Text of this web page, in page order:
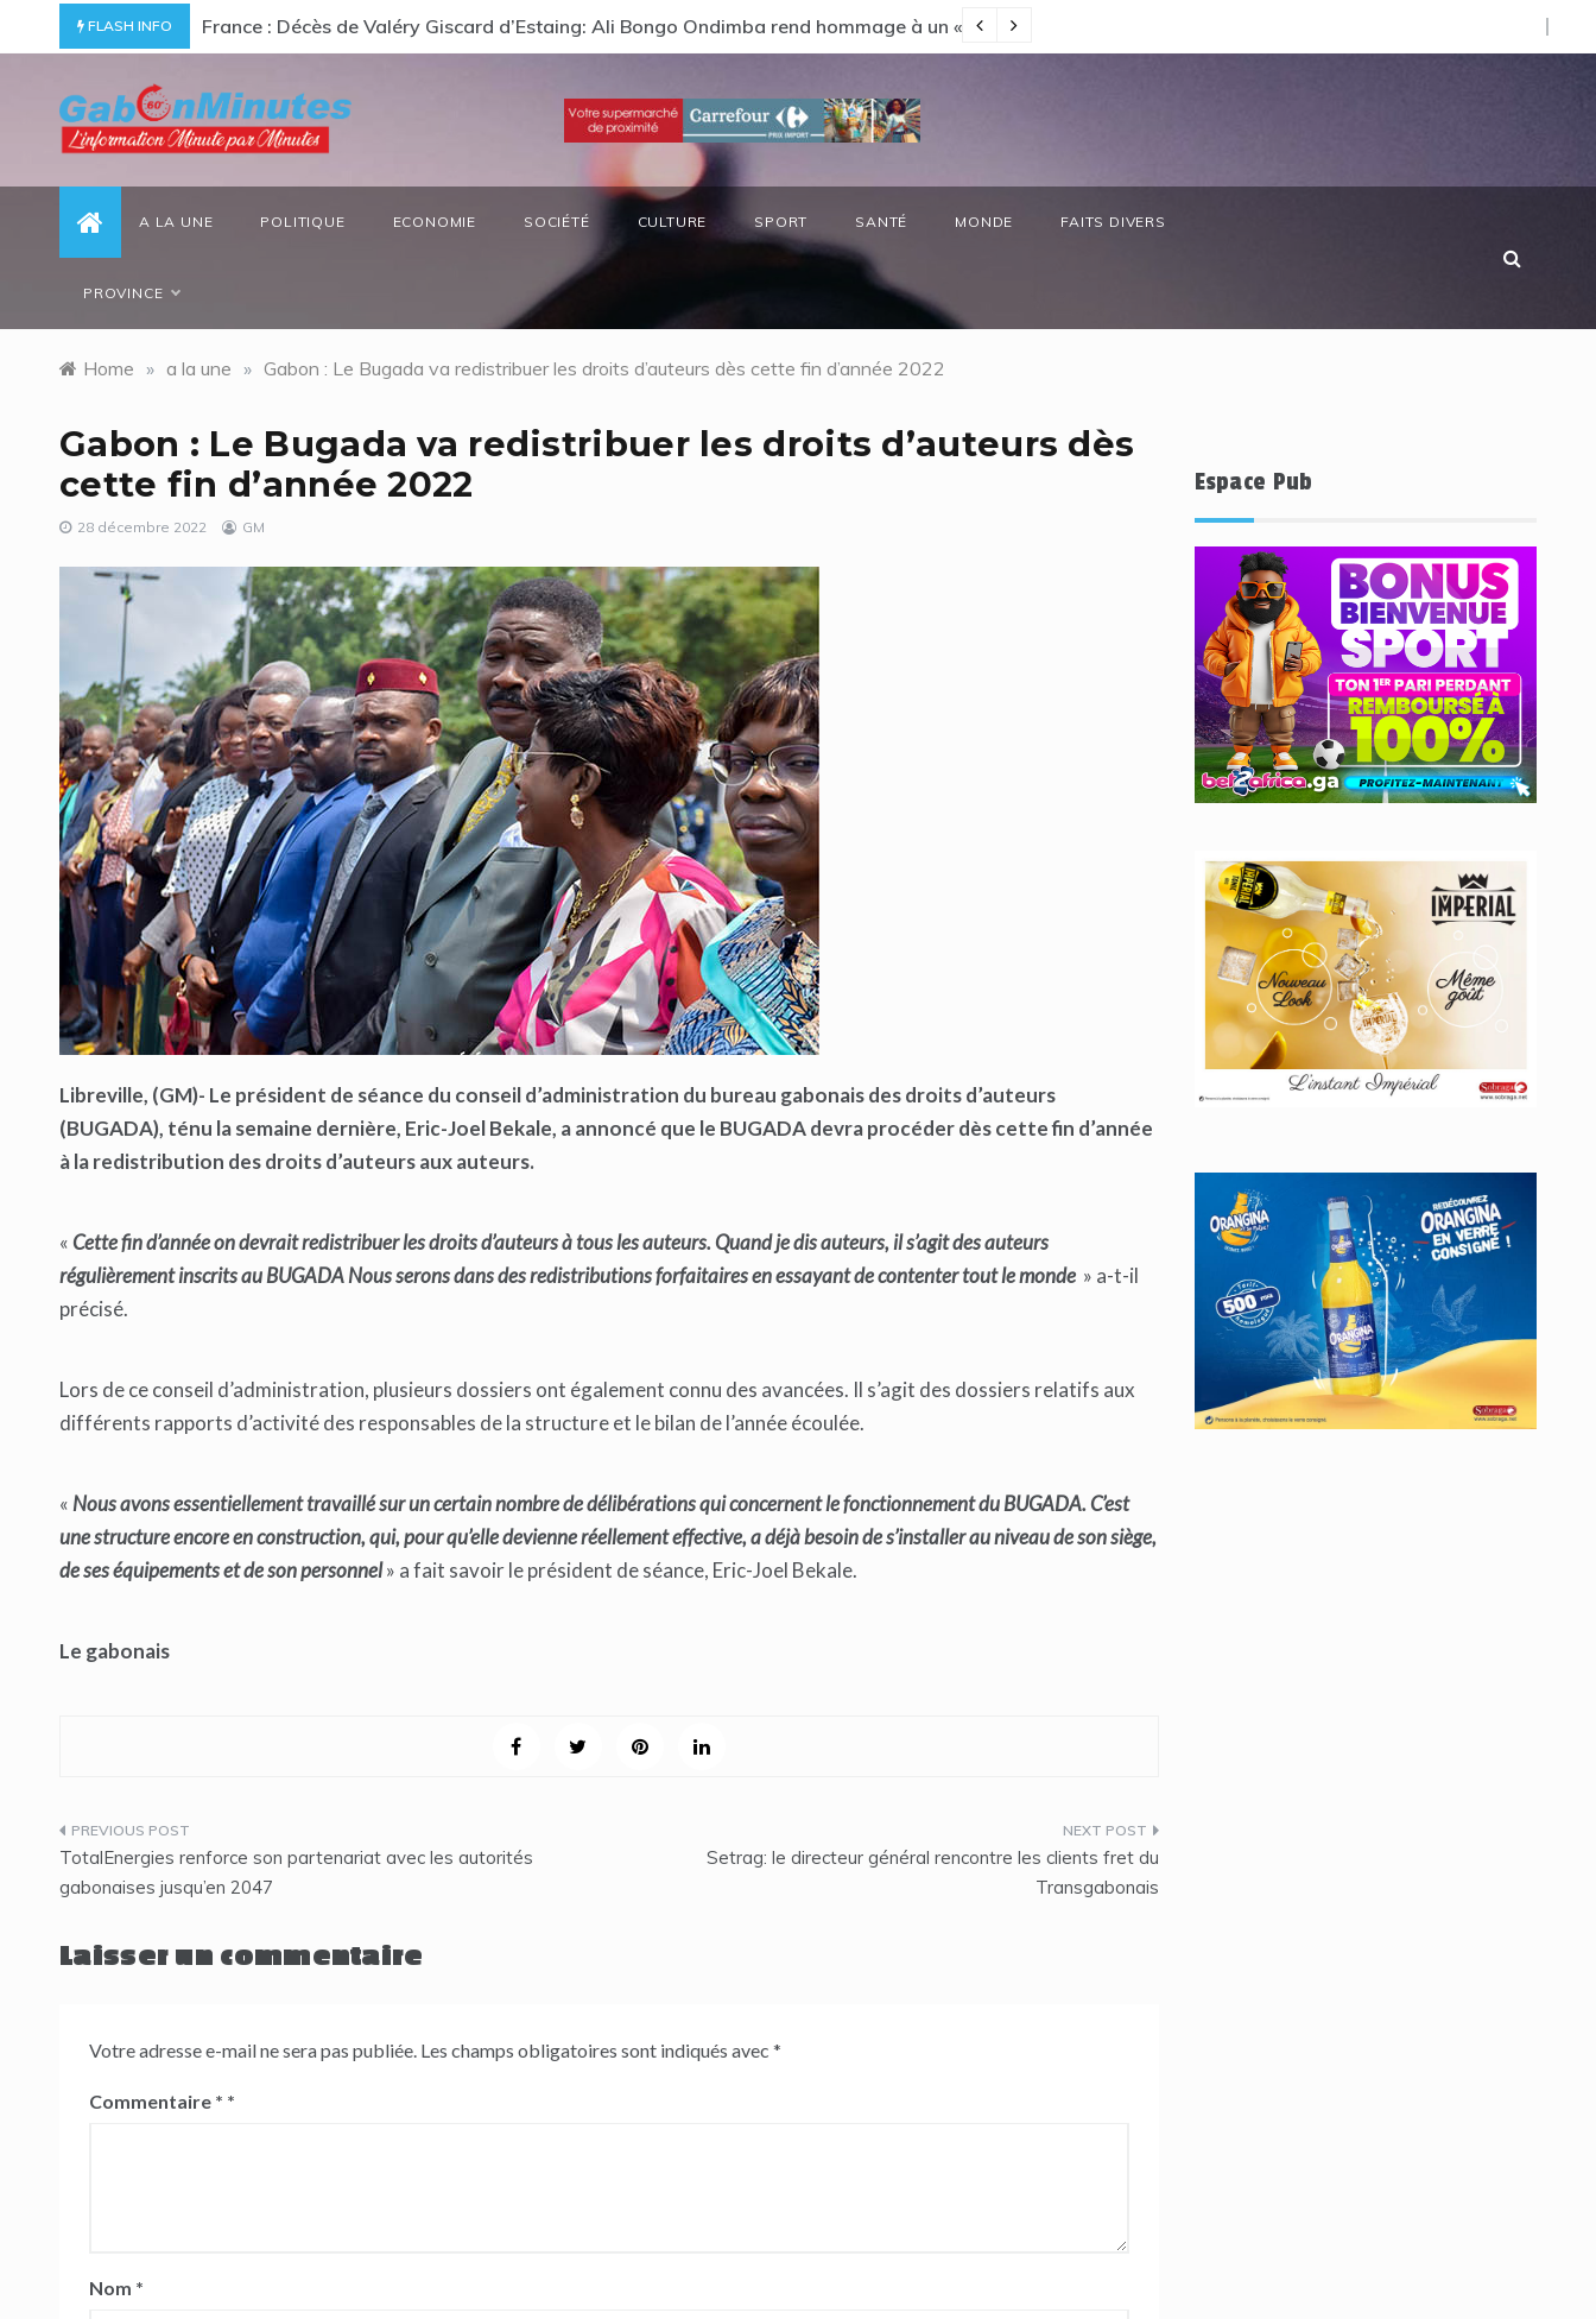
FLASH INFO
à un « passionné d’Afrique »Gabon/ Le ministre des Eaux et Forêts préside la réunion annuelle du Comité National Ozone (CNO).
gabonminutes.com
A LA UNE POLITIQUE ECONOMIE SOCIÉTÉ CULTURE SPORT SANTÉ MONDE FAITS DIVERS
PROVINCE
Home » a la une » Gabon : Le Bugada va redistribuer les droits d’auteurs dès cette fin d’année 2022
Gabon : Le Bugada va redistribuer les droits d’auteurs dès
cette fin d’année 2022
28 décembre 2022 GM
Libreville, (GM)- Le président de séance du conseil d’administration du bureau gabonais des droits d’auteurs
(BUGADA), ténu la semaine dernière, Eric-Joel Bekale, a annoncé que le BUGADA devra procéder dès cette fin d’année
à la redistribution des droits d’auteurs aux auteurs.
« Cette fin d’année on devrait redistribuer les droits d’auteurs à tous les auteurs. Quand je dis auteurs, il s’agit des auteurs
régulièrement inscrits au BUGADA Nous serons dans des redistributions forfaitaires en essayant de contenter tout le monde » a-t-il
précisé.
Lors de ce conseil d’administration, plusieurs dossiers ont également connu des avancées. Il s’agit des dossiers relatifs aux
différents rapports d’activité des responsables de la structure et le bilan de l’année écoulée.
«Nous avons essentiellement travaillé sur un certain nombre de délibérations qui concernent le fonctionnement du BUGADA. C’est
une structure encore en construction, qui, pour qu’elle devienne réellement effective, a déjà besoin de s’installer au niveau de son siège,
de ses équipements et de son personnel» a fait savoir le président de séance, Eric-Joel Bekale.
Le gabonais
Navigation
de
TotalEnergies renforce son partenariat avec les autorités
gabonaises jusqu’en 2047
Setrag: le directeur général rencontre les clients fret du
Transgabonais
Laisser un commentaire
Votre adresse e-mail ne sera pas publiée. Les champs obligatoires sont indiqués avec *
Commentaire *
Nom *
Espace Pub